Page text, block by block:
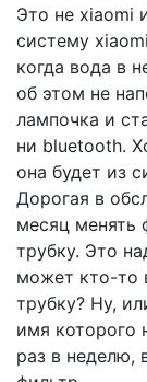
Это не xiaomi
систему
когда вода в
об этом не
лампочка и
ни bluetooth.
она будет из
Дорогая в
месяц менять
трубку. Это
может кто-то
трубку? Ну,
имя которого
раз в неделю,